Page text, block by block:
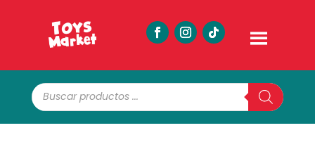
Búsqueda
de
productos